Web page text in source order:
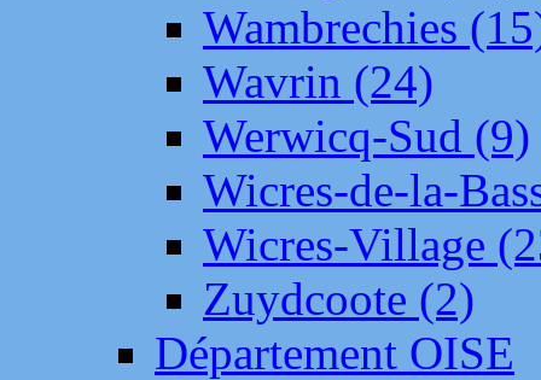
Wambrechies
Wavrin (24)
Werwicq-Sud (9)
Wicres-de-la-
Wicres-Village
Zuydcoote (2)
Département OISE